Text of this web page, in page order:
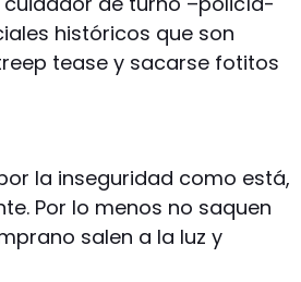
históricos que son
tease y sacarse fotitos
la inseguridad como está,
Por lo menos no saquen
salen a la luz y